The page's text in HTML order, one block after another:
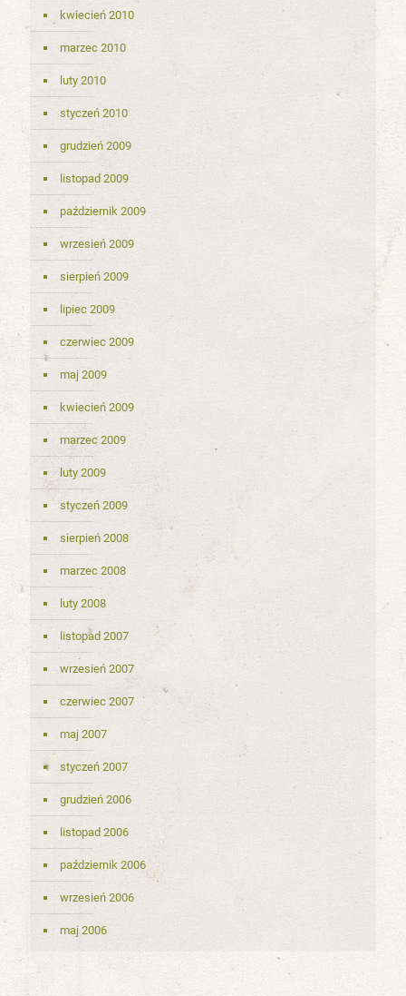
kwiecień 2010
marzec 2010
luty 2010
styczeń 2010
grudzień 2009
listopad 2009
październik 2009
wrzesień 2009
sierpień 2009
lipiec 2009
czerwiec 2009
maj 2009
kwiecień 2009
marzec 2009
luty 2009
styczeń 2009
sierpień 2008
marzec 2008
luty 2008
listopad 2007
wrzesień 2007
czerwiec 2007
maj 2007
styczeń 2007
grudzień 2006
listopad 2006
październik 2006
wrzesień 2006
maj 2006